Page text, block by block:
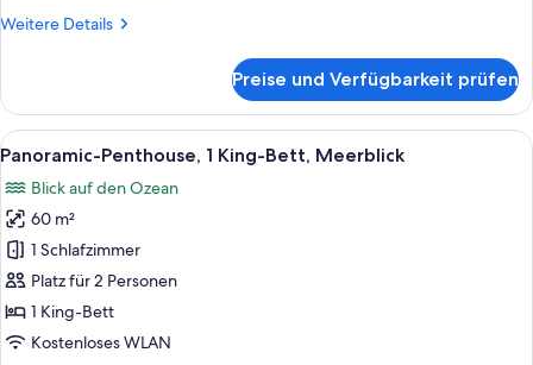
Meerblick
Weitere Details
Weitere
Suite,
1 King-
Bett
Schlafsofa,
Meerblick
Preise und Verfügbarkeit prüfen
Alle
Fotos
für
Panoramic-
Penthouse,
1 King-
Bett,
Meerblick
Ein Balkon mit Tisch, Stühlen und
15
Panoramic-Penthouse, 1 King-Bett, Meerblick
Blick auf den Ozean
60 m²
1 Schlafzimmer
Platz für 2 Personen
1 King-Bett
Kostenloses WLAN